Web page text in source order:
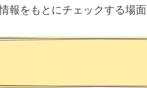
報をもとにチェックする場